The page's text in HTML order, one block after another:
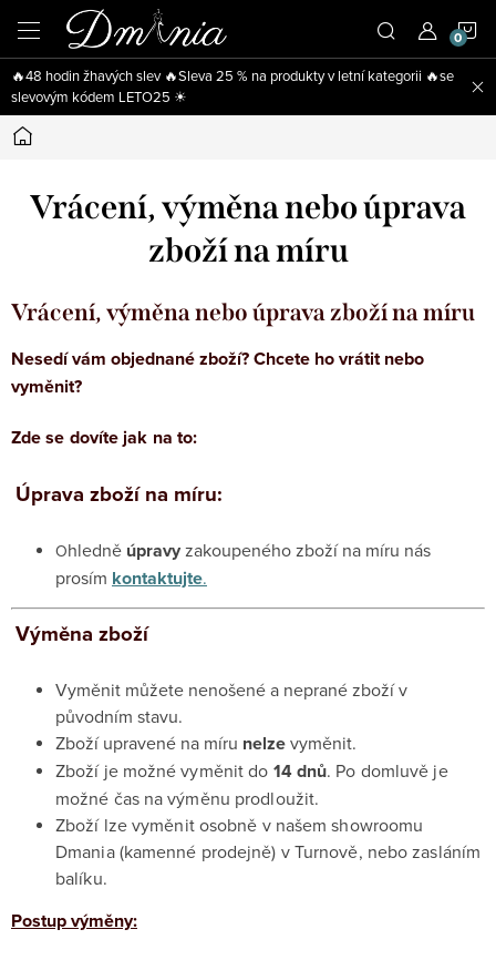
obsah
🔥48 hodin žhavých slev 🔥Sleva 25 % na produkty v letní kategorii 🔥se
slevovým kódem LETO25 ☀
Domů
Vrácení, výměna nebo úprava
zboží na míru
Vrácení, výměna nebo úprava zboží na míru
Nesedí vám objednané zboží? Chcete ho vrátit nebo
vyměnit?
Zde se dovíte jak na to:
Úprava zboží na míru:
Ohledně úpravyzakoupeného zboží na míru nás
prosím kontaktujte.
Výměna zboží
Vyměnit můžete nenošené a neprané zboží v
původním stavu.
Zboží upravené na míru nelzevyměnit.
Zboží je možné vyměnit do 14 dnů. Po domluvě je
možné čas na výměnu prodloužit.
Zboží lze vyměnit osobně v našem showroomu
Dmania (kamenné prodejně) v Turnově, nebo zasláním
balíku.
Postup výměny: